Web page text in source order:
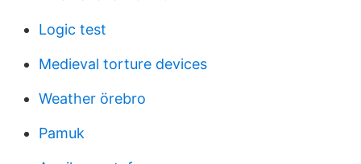
Logic test
Medieval torture devices
Weather örebro
Pamuk